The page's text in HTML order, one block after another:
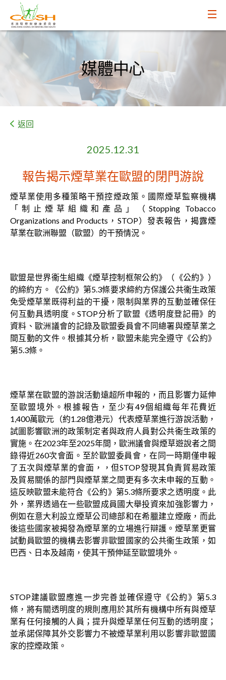
媒體中心
返回
2025.12.31
報告揭示煙草業在歐盟的閉門游說
煙草業使用多種策略干預控煙政策。國際煙草監察機構
「制止煙草組織和產品」（Stopping Tobacco
Organizations and Products，STOP）發表報告，揭露煙
草業在歐洲聯盟（歐盟）的干預情況。
歐盟是世界衞生組織《煙草控制框架公約》（《公約》）
的締約方。《公約》第5.3條要求締約方保護公共衞生政策
免受煙草業既得利益的干擾，限制與業界的互動並確保任
何互動具透明度。STOP分析了歐盟《透明度登記冊》的
資料、歐洲議會的記錄及歐盟委員會不同總署與煙草業之
間互動的文件。根據其分析，歐盟未能完全遵守《公約》
第5.3條。
煙草業在歐盟的游說活動遠超所申報的，而且影響力延伸
至歐盟境外。根據報告，至少有49個組織每年花費近
1,400萬歐元（約1.28億港元）代表煙草業進行游說活動，
試圖影響歐洲的政策制定者與政府人員對公共衞生政策的
實施。在2023年至2025年間，歐洲議會與煙草遊說者之間
錄得近260次會面。至於歐盟委員會，在同一時期僅申報
了五次與煙草業的會面，，但STOP發現其負責貿易政策
及貿易關係的部門與煙草業之間更有多次未申報的互動。
這反映歐盟未能符合《公約》第5.3條所要求之透明度。此
外，業界透過在一些歐盟成員國大舉投資來加強影響力，
例如在意大利設立煙草公司總部和在希臘建立煙廠，而此
後這些國家被揭發為煙草業的立場進行辯護。煙草業更嘗
試動員歐盟的機構去影響非歐盟國家的公共衞生政策，如
巴西、日本及越南，使其干預伸延至歐盟境外。
STOP建議歐盟應進一步完善並確保遵守《公約》第5.3
條，將有關透明度的規則應用於其所有機構中所有與煙草
業有任何接觸的人員；提升與煙草業任何互動的透明度；
並承諾保障其外交影響力不被煙草業利用以影響非歐盟國
家的控煙政策。